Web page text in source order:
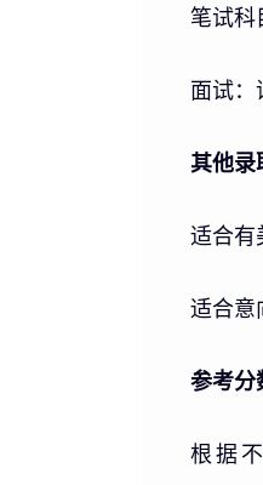
笔试科
面试：
其他录
适合有
适合意
参考分
根据